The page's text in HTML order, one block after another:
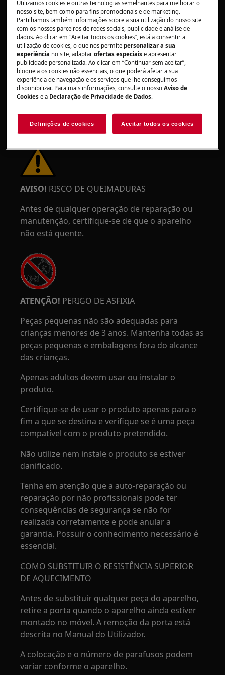
AVISO!RISCO DE LESÃO OCULAR
Use óculos de proteção se realizar trabalhos de
manutenção ou reparação que envolvam molas.
AVISO! RISCO DE QUEIMADURAS
Antes de qualquer operação de reparação ou
manutenção, certifique-se de que o aparelho
não está quente.
ATENÇÃO! PERIGO DE ASFIXIA
Peças pequenas não são adequadas para
crianças menores de 3 anos. Mantenha todas as
peças pequenas e embalagens fora do alcance
das crianças.
Apenas adultos devem usar ou instalar o
produto.
Certifique-se de usar o produto apenas para o
fim a que se destina e verifique se é uma peça
compatível com o produto pretendido.
Não utilize nem instale o produto se estiver
danificado.
Tenha em atenção que a auto-reparação ou
reparação por não profissionais pode ter
consequências de segurança se não for
realizada corretamente e pode anular a
garantia. Possuir o conhecimento necessário é
essencial.
COMO SUBSTITUIR O RESISTÊNCIA SUPERIOR
DE AQUECIMENTO
Antes de substituir qualquer peça do aparelho,
retire a porta quando o aparelho ainda estiver
montado no móvel. A remoção da porta está
descrita no Manual do Utilizador.
A colocação e o número de parafusos podem
variar conforme o aparelho.
Utilizamos cookies e outras tecnologias semelhantes para melhorar o
nosso site, bem como para fins promocionais e de marketing.
Partilhamos também informações sobre a sua utilização do nosso site
com os nossos parceiros de redes sociais, publicidade e análise de
dados. Ao clicar em "Aceitar todos os cookies”, está a consentir a
utilização de cookies, o que nos permitepersonalizar a sua
experiência no site, adaptarofertas especiaise apresentar
publicidade personalizada. Ao clicar em “Continuar sem aceitar”,
bloqueia os cookies não essenciais, o que poderá afetar a sua
experiência de navegação e os serviços que lhe conseguimos
disponibilizar. Para mais informações, consulte o nossoAviso de
Cookies e a Declaração de Privacidade de Dados.
Definições de cookies Aceitar todos os cookies